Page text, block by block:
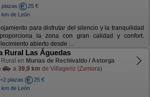
plazas
25 €
km de León
para disfrutar del silencio y la tranquilidad
la zona con gran calidad y confort.
abierto desde ...
Rural Las Águedas
en Murias de Rechivaldo / Astorga
a 39,9 km de Villageriz (Zamora)
plazas
25 €
km de León